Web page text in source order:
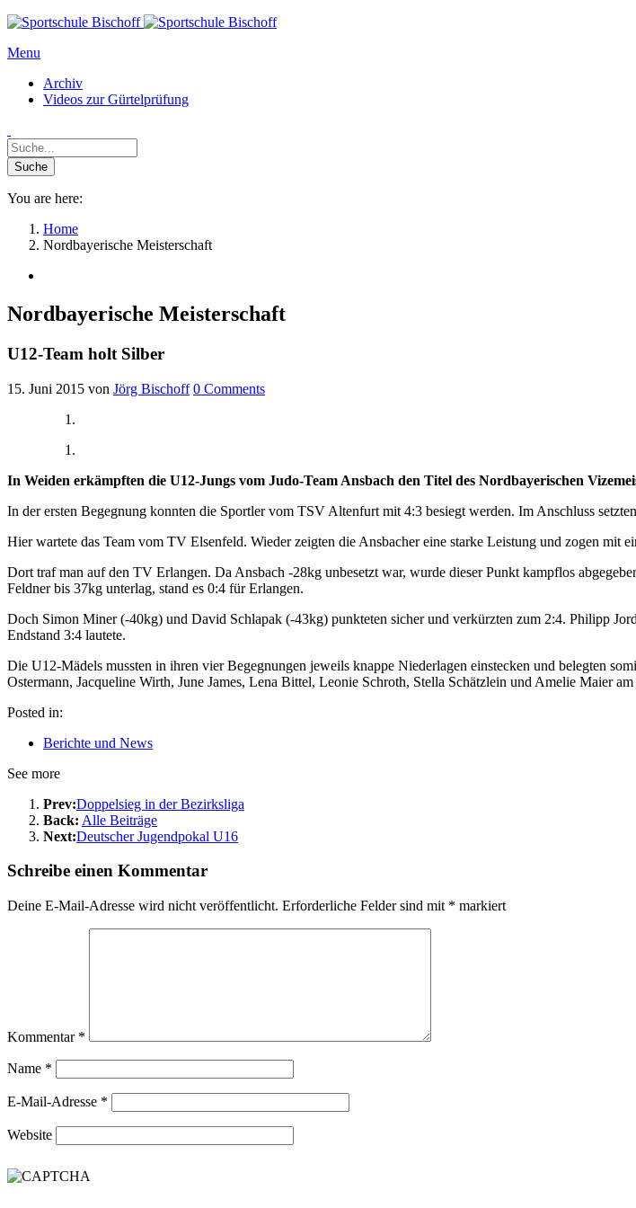
Menu
Archiv
Videos zur Gürtelprüfung
You are here:
Home
Nordbayerische Meisterschaft
Nordbayerische Meisterschaft
U12-Team holt Silber
15. Juni 2015 von Jörg Bischoff 0 Comments
In Weiden erkämpften die U12-Jungs vom Judo-Team Ansbach den Titel des Nordbayerischen
In der ersten Begegnung konnten die Sportler vom TSV Altenfurt mit 4:3 besiegt werden. Im Anschluss
Hier wartete das Team vom TV Elsenfeld. Wieder zeigten die Ansbacher eine starke Leistung und zogen mit
Dort traf man auf den TV Erlangen. Da Ansbach -28kg unbesetzt war, wurde dieser Punkt kampflos
Feldner bis 37kg unterlag, stand es 0:4 für Erlangen.
Doch Simon Miner (-40kg) und David Schlapak (-43kg) punkteten sicher und verkürzten zum 2:4. Philipp
Endstand 3:4 lautete.
Die U12-Mädels mussten in ihren vier Begegnungen jeweils knappe Niederlagen einstecken und belegten
Ostermann, Jacqueline Wirth, June James, Lena Bittel, Leonie Schroth, Stella Schätzlein und Amelie Maier am
Posted in:
Berichte und News
See more
Prev:Doppelsieg in der Bezirksliga
Back: Alle Beiträge
Next:Deutscher Jugendpokal U16
Schreibe einen Kommentar
Deine E-Mail-Adresse wird nicht veröffentlicht. Erforderliche Felder sind mit * markiert
Kommentar *
Name *
E-Mail-Adresse *
Website